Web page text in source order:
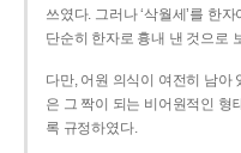
쓰였다. 그러나 ‘삭월세’를 한자
단순히 한자로 흉내 낸 것으로
다만, 어원 의식이 여전히 남아
은 그 짝이 되는 비어원적인 형
록 규정하였다.